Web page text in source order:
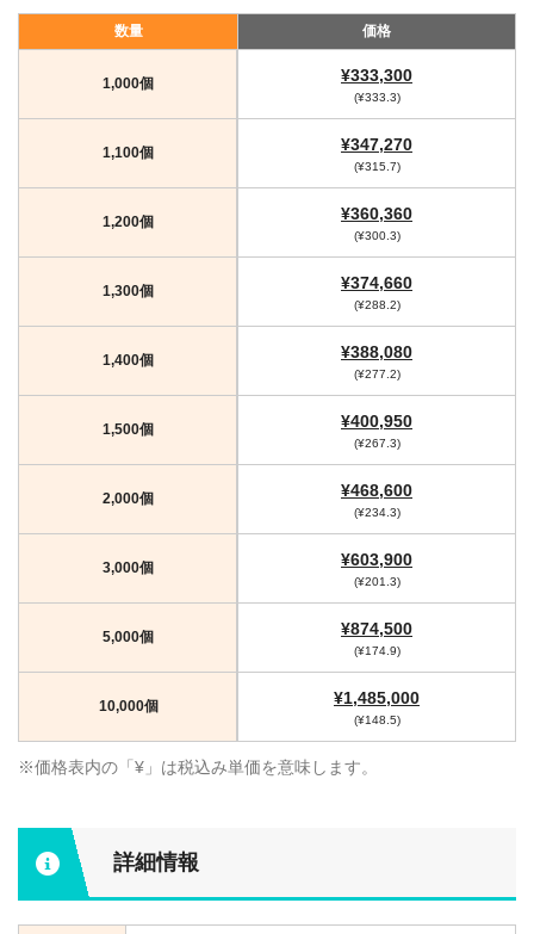
数量 価格
1,000個 ¥333,300
(¥333.3)
1,100個 ¥347,270
(¥315.7)
1,200個 ¥360,360
(¥300.3)
1,300個 ¥374,660
(¥288.2)
1,400個 ¥388,080
(¥277.2)
1,500個 ¥400,950
(¥267.3)
2,000個 ¥468,600
(¥234.3)
3,000個 ¥603,900
(¥201.3)
5,000個 ¥874,500
(¥174.9)
10,000個 ¥1,485,000
(¥148.5)
※価格表内の「¥」は税込み単価を意味します。
詳細情報